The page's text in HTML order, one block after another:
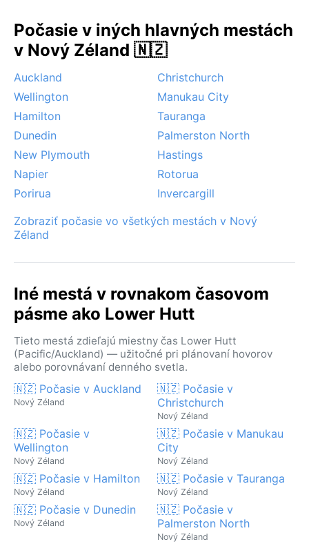
preženie z Cookovho prielivu – miestni ho volajú
„Wellington wind“. Sneh je v nízkej nadmorskej výške
Hurikány ani monzúny sa tu nevyskytujú, no frontálne
systémy z Tasmanovho mora prinášajú intenzívne, ale
krátkodobé zrážky.
Počasie v iných hlavných mestách
v Nový Zéland 🇳🇿
Auckland
Christchurch
Wellington
Manukau City
Hamilton
Tauranga
Dunedin
Palmerston North
New Plymouth
Hastings
Napier
Rotorua
Porirua
Invercargill
Zobraziť počasie vo všetkých mestách v Nový
Zéland
Iné mestá v rovnakom časovom
pásme ako Lower Hutt
Tieto mestá zdieľajú miestny čas Lower Hutt
(Pacific/Auckland) — užitočné pri plánovaní hovorov
alebo porovnávaní denného svetla.
🇳🇿 Počasie v Auckland
Nový Zéland
🇳🇿 Počasie v
Christchurch
Nový Zéland
🇳🇿 Počasie v
Wellington
Nový Zéland
🇳🇿 Počasie v Manukau
City
Nový Zéland
🇳🇿 Počasie v Hamilton
Nový Zéland
🇳🇿 Počasie v Tauranga
Nový Zéland
🇳🇿 Počasie v Dunedin
Nový Zéland
🇳🇿 Počasie v
Palmerston North
Nový Zéland